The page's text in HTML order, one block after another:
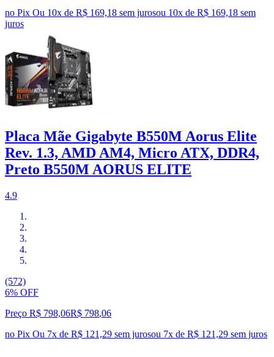
no Pix Ou 10x de R$ 169,18 sem jurosou 10x de R$ 169,18 sem
juros
Placa Mãe Gigabyte B550M Aorus Elite
Rev. 1.3, AMD AM4, Micro ATX, DDR4,
Preto B550M AORUS ELITE
4.9
(572)
6% OFF
Preço R$ 798,06R$ 798,06
no Pix Ou 7x de R$ 121,29 sem jurosou 7x de R$ 121,29 sem juros